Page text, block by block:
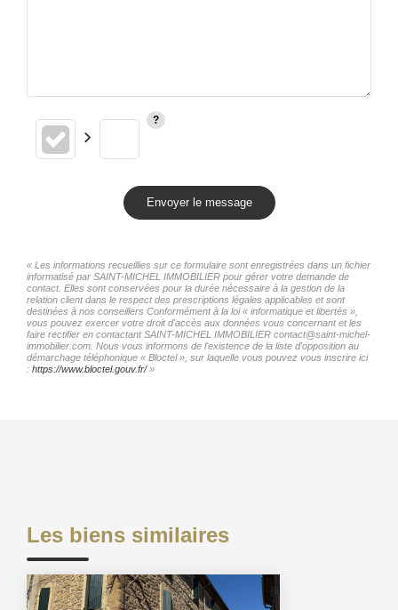
Envoyer le message
« Les informations recueillies sur ce formulaire sont enregistrées dans un fichier
informatisé par SAINT-MICHEL IMMOBILIER pour gérer votre demande de
contact. Elles sont conservées pour la durée nécessaire à la gestion de la
relation client dans le respect des prescriptions légales applicables et sont
destinées à nos conseillers Conformément à la loi « informatique et libertés »,
vous pouvez exercer votre droit d'accès aux données vous concernant et les
faire rectifier en contactant SAINT-MICHEL IMMOBILIER contact@saint-michel-
immobilier.com. Nous vous informons de l'existence de la liste d'opposition au
démarchage téléphonique « Bloctel », sur laquelle vous pouvez vous inscrire ici
: https://www.bloctel.gouv.fr/»
Les biens similaires